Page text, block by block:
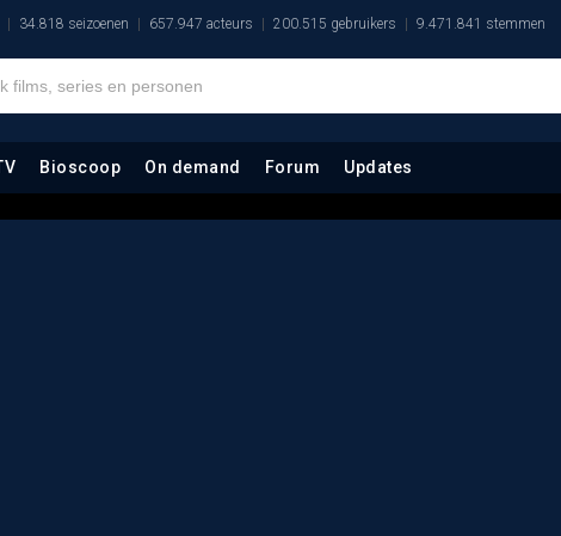
34.818 seizoenen 657.947 acteurs 200.515 gebruikers 9.471.841 stemmen
Bioscoop On demand Forum Updates